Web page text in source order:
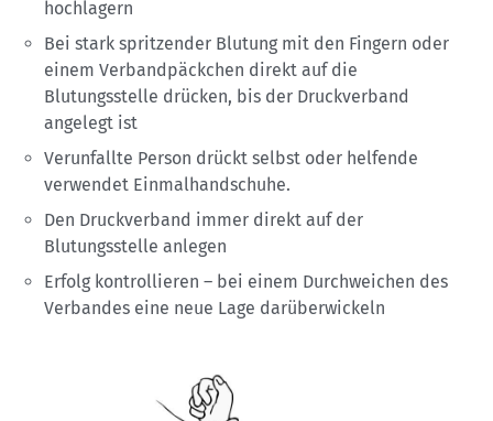
hochlagern
Bei stark spritzender Blutung mit den Fingern oder
einem Verbandpäckchen direkt auf die
Blutungsstelle drücken, bis der Druckverband
angelegt ist
Verunfallte Person drückt selbst oder helfende
verwendet Einmalhandschuhe.
Den Druckverband immer direkt auf der
Blutungsstelle anlegen
Erfolg kontrollieren – bei einem Durchweichen des
Verbandes eine neue Lage darüberwickeln